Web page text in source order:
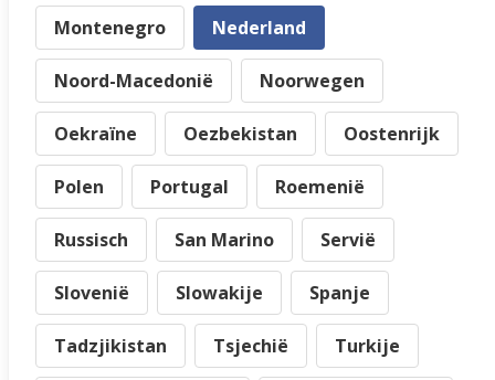
Montenegro Nederland
Noord-Macedonië Noorwegen
Oekraïne Oezbekistan Oostenrijk
Polen Portugal Roemenië
Russisch San Marino Servië
Slovenië Slowakije Spanje
Tadzjikistan Tsjechië Turkije